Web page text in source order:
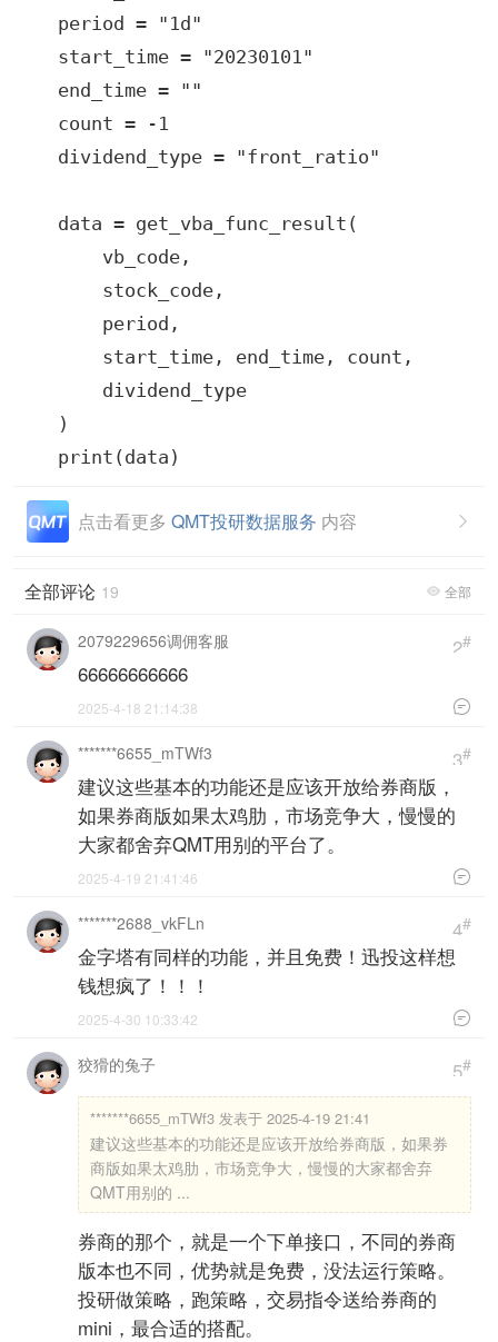
    period = "1d"
    start_time = "20230101"
    end_time = ""
    count = -1
    dividend_type = "front_ratio"
    data = get_vba_func_result(
        vb_code,
        stock_code,
        period,
        start_time, end_time, count,
        dividend_type
    )
    print(data)

点击看更多 QMT投研数据服务 内容
 全部
全部评论 19
2#
2079229656调佣客服
66666666666

2025-4-18 21:14:38
3#
*******6655_mTWf3
建议这些基本的功能还是应该开放给券商版，
如果券商版如果太鸡肋，市场竞争大，慢慢的
大家都舍弃QMT用别的平台了。

2025-4-19 21:41:46
4#
*******2688_vkFLn
金字塔有同样的功能，并且免费！迅投这样想
钱想疯了！！！

2025-4-30 10:33:42
5#
狡猾的兔子
*******6655_mTWf3 发表于 2025-4-19 21:41
建议这些基本的功能还是应该开放给券商版，如果券
商版如果太鸡肋，市场竞争大，慢慢的大家都舍弃
QMT用别的 ...
券商的那个，就是一个下单接口，不同的券商
版本也不同，优势就是免费，没法运行策略。
投研做策略，跑策略，交易指令送给券商的
mini，最合适的搭配。